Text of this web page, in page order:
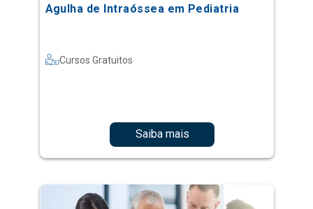
Agulha de Intraóssea em Pediatria
Cursos Gratuitos
Saiba mais